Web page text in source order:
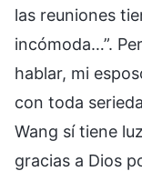
las reuniones
incómoda…”.
hablar, mi
con toda
Wang sí tiene
gracias a Dios